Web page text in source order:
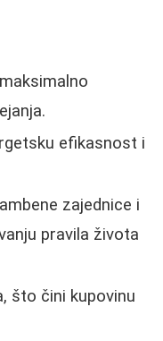
efikasnost i
zajednice i
pravila života
što čini kupovinu